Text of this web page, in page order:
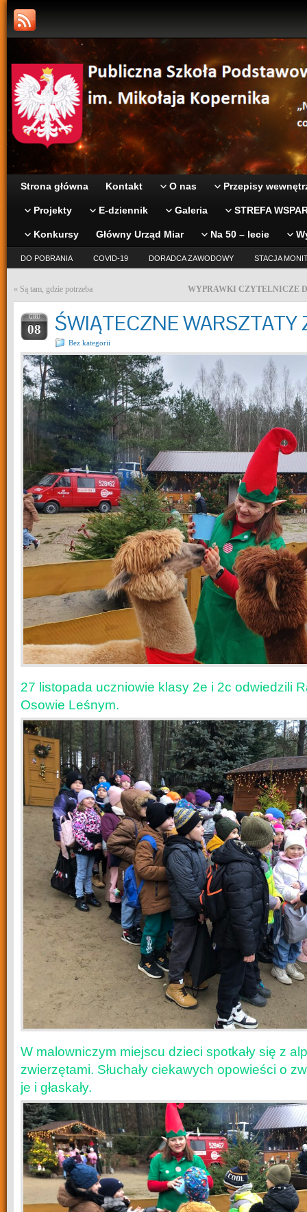
Strona główna Kontakt O nas Przepisy
Projekty E-dziennik Galeria STREFA
Konkursy Główny Urząd Miar Na 50 – lecie
DO POBRANIA COVID-19 DORADCA ZAWODOWY STACJA
« Są tam, gdzie potrzeba WYPRAWKI CZYTELNICZE
GRU
08 ŚWIĄTECZNE WARSZTATY
Bez kategorii
27 listopada uczniowie klasy 2e i 2c odwiedzili
Osowie Leśnym.
W malowniczym miejscu dzieci spotkały się z
zwierzętami. Słuchały ciekawych opowieści o
je i głaskały.